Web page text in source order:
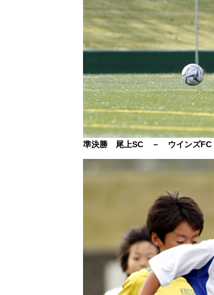
準決勝 尾上SC － ウインズFC